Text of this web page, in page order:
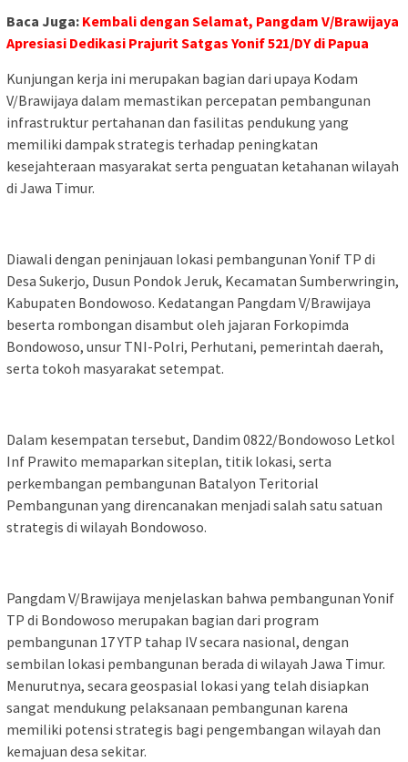
Baca Juga: Kembali dengan Selamat, Pangdam V/Brawijaya
Apresiasi Dedikasi Prajurit Satgas Yonif 521/DY di Papua
Kunjungan kerja ini merupakan bagian dari upaya Kodam
V/Brawijaya dalam memastikan percepatan pembangunan
infrastruktur pertahanan dan fasilitas pendukung yang
memiliki dampak strategis terhadap peningkatan
kesejahteraan masyarakat serta penguatan ketahanan wilayah
di Jawa Timur.
Diawali dengan peninjauan lokasi pembangunan Yonif TP di
Desa Sukerjo, Dusun Pondok Jeruk, Kecamatan Sumberwringin,
Kabupaten Bondowoso. Kedatangan Pangdam V/Brawijaya
beserta rombongan disambut oleh jajaran Forkopimda
Bondowoso, unsur TNI-Polri, Perhutani, pemerintah daerah,
serta tokoh masyarakat setempat.
Dalam kesempatan tersebut, Dandim 0822/Bondowoso Letkol
Inf Prawito memaparkan siteplan, titik lokasi, serta
perkembangan pembangunan Batalyon Teritorial
Pembangunan yang direncanakan menjadi salah satu satuan
strategis di wilayah Bondowoso.
Pangdam V/Brawijaya menjelaskan bahwa pembangunan Yonif
TP di Bondowoso merupakan bagian dari program
pembangunan 17 YTP tahap IV secara nasional, dengan
sembilan lokasi pembangunan berada di wilayah Jawa Timur.
Menurutnya, secara geospasial lokasi yang telah disiapkan
sangat mendukung pelaksanaan pembangunan karena
memiliki potensi strategis bagi pengembangan wilayah dan
kemajuan desa sekitar.